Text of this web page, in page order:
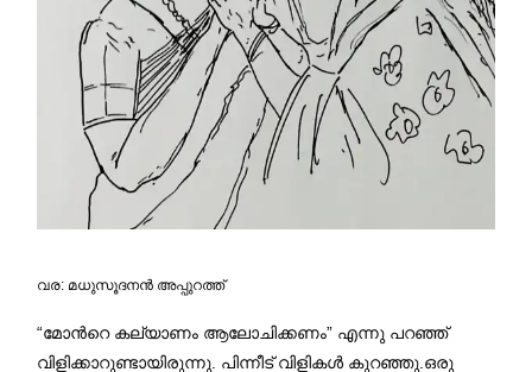
വര: മധുസൂദനൻ അപ്പുറത്ത്
“മോന്‍റെ കല്യാണം ആലോചിക്കണം” എന്നു പറഞ്ഞ്
വിളിക്കാറുണ്ടായിരുന്നു. പിന്നീട് വിളികൾ കുറഞ്ഞു.ഒരു